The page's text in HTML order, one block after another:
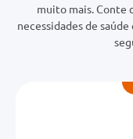
muito mais. Conte
necessidades de